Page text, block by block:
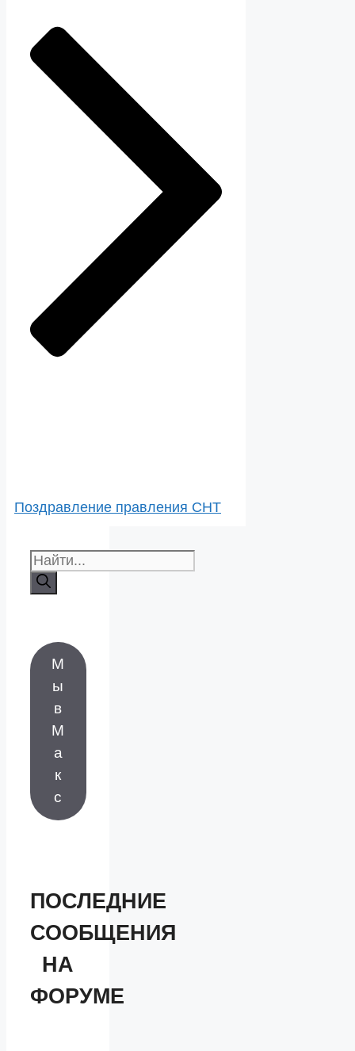
Поздравление правления СНТ
Поиск:
М
ы
в
М
а
к
с
ПОСЛЕДНИЕ
СООБЩЕНИЯ
НА
ФОРУМЕ